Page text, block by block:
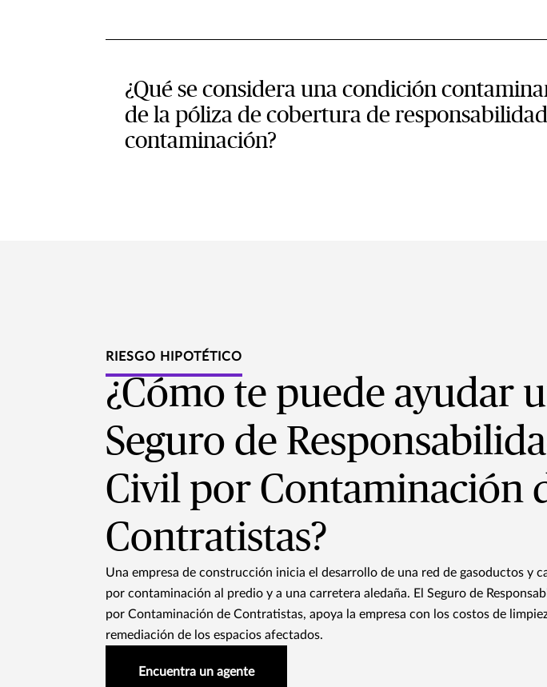
¿Qué se considera una condición
de la póliza de cobertura de
contaminación?
RIESGO HIPOTÉTICO
¿Cómo te puede ayudar
Seguro de
Civil por Contaminación
Contratistas?
Una empresa de construcción inicia el desarrollo de una red de gasoductos y
por contaminación al predio y a una carretera aledaña. El Seguro de
por Contaminación de Contratistas, apoya la empresa con los costos de
remediación de los espacios afectados.
Encuentra un agente